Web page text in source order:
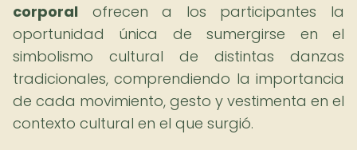
corporal ofrecen a los participantes la
oportunidad única de sumergirse en el
simbolismo cultural de distintas danzas
tradicionales, comprendiendo la importancia
de cada movimiento, gesto y vestimenta en el
contexto cultural en el que surgió.